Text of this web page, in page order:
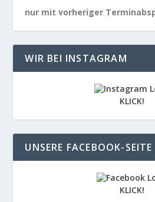
nur mit vorheriger
WIR BEI INSTAGRAM
KLICK!
UNSERE FACEBOOK-SEITE
KLICK!